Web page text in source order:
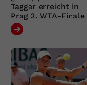
Tagger erreicht in
Prag 2. WTA-Finale